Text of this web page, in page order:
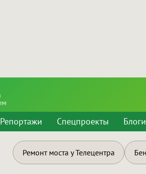
Репортажи Спецпроекты Блоги
Ремонт моста у Телецентра